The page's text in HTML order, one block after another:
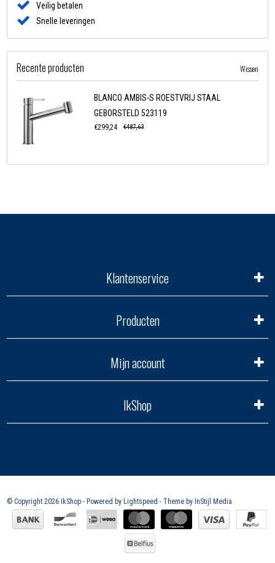
Veilig betalen
Snelle leveringen
Recente producten Wissen
BLANCO AMBIS-S ROESTVRIJ STAAL
GEBORSTELD 523119
€299,24 €487,63
Klantenservice
Producten
Mijn account
IkShop
© Copyright 2026 IkShop - Powered by Lightspeed - Theme by InStijl Media